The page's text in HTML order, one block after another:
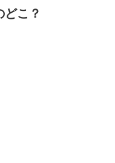
こ？